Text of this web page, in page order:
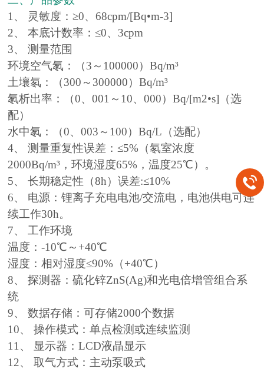
1、 灵敏度：≥0、68cpm/[Bq•m-3]
2、 本底计数率：≤0、3cpm
3、 测量范围
环境空气氡：（3～100000）Bq/m³
土壤氡：（300～300000）Bq/m³
氡析出率：（0、001～10、000）Bq/[m2•s]（选
配）
水中氡：（0、003～100）Bq/L（选配）
4、 测量重复性误差：≤5%（氡室浓度
2000Bq/m³，环境湿度65%，温度25℃）。
5、 长期稳定性（8h）误差:≤10%
6、 电源：锂离子充电电池/交流电，电池供电可连
续工作30h。
7、 工作环境
温度：-10℃～+40℃
湿度：相对湿度≤90%（+40℃）
8、 探测器：硫化锌ZnS(Ag)和光电倍增管组合系
统
9、 数据存储：可存储2000个数据
10、 操作模式：单点检测或连续监测
11、 显示器：LCD液晶显示
12、 取气方式：主动泵吸式